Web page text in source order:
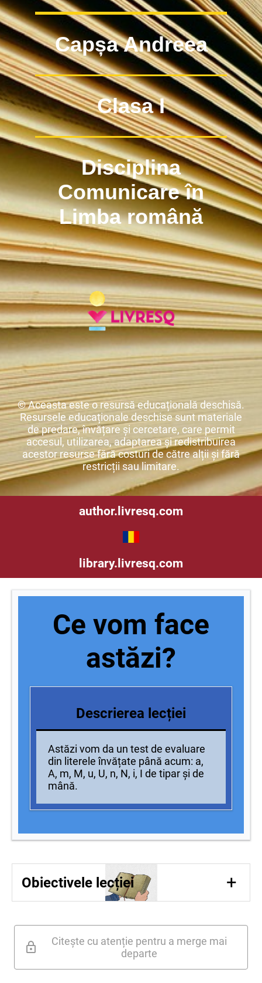
Capșa Andreea
Clasa I
Disciplina
Comunicare în
Limba română
© Aceasta este o resursă educațională deschisă.
Resursele educaționale deschise sunt materiale
de predare, învățare și cercetare, care permit
accesul, utilizarea, adaptarea și redistribuirea
acestor resurse fără costuri de către alții și fără
restricții sau limitare.
author.livresq.com
library.livresq.com
Ce vom face
astăzi?
Descrierea lecției
Astăzi vom da un test de evaluare
din literele învățate până acum: a,
A, m, M, u, U, n, N, i, I de tipar și de
mână.
Obiectivele lecției +
cuvântului care denumește imaginea;
O2: să plaseze cuvântul lângă imaginea
potrivită;
O3: să despartă corect în silabe cuvintele;
Citește cu atenție pentru a merge mai
departe